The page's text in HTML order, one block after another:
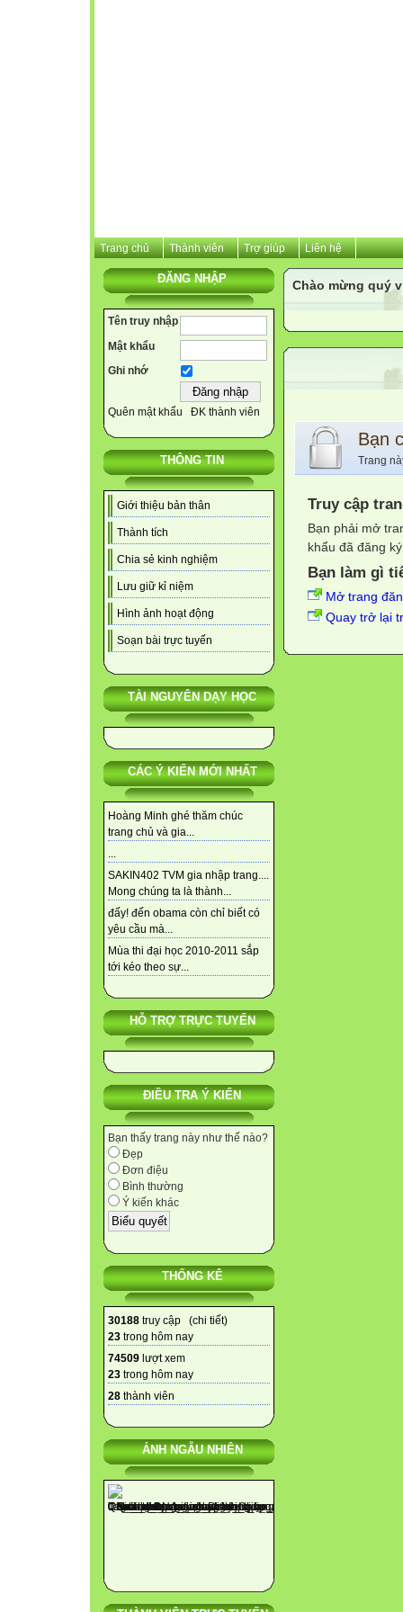
Trang chủ Thành viên Trợ giúp Liên hệ
ĐĂNG NHẬP
Tên truy nhập
Mật khẩu
Ghi nhớ
Quên mật khẩu ĐK thành viên
THÔNG TIN
Giới thiệu bản thân
Thành tích
Chia sẻ kinh nghiệm
Lưu giữ kỉ niệm
Hình ảnh hoạt động
Soạn bài trực tuyến
TÀI NGUYÊN DẠY HỌC
CÁC Ý KIẾN MỚI NHẤT
Hoàng Minh ghé thăm chúc
trang chủ và gia...
...
SAKIN402 TVM gia nhập trang....
Mong chúng ta là thành...
đấy! đến obama còn chỉ biết có
yêu cầu mà...
Mùa thi đại học 2010-2011 sắp
tới kéo theo sự...
HỖ TRỢ TRỰC TUYẾN
ĐIỀU TRA Ý KIẾN
Bạn thấy trang này như thế nào?
Đẹp
Đơn điệu
Bình thường
Ý kiến khác
THỐNG KÊ
30188 truy cập (chi tiết)
23 trong hôm nay
74509 lượt xem
23 trong hôm nay
28 thành viên
ẢNH NGẪU NHIÊN
Chào mừng quý
Bạn
Trang
Truy cập
Bạn phải mở
khẩu đã đăng
Bạn làm gì
Mở trang
Quay trở lại